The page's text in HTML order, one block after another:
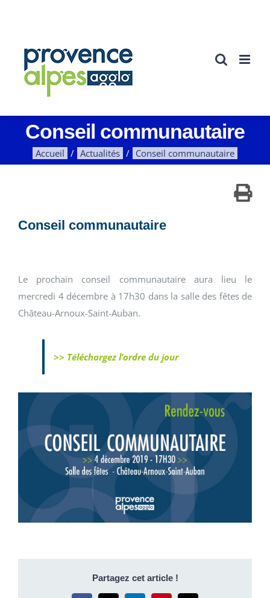
Conseil communautaire
Accueil Actualités Conseil communautaire
Conseil communautaire
Le prochain conseil communautaire aura lieu le
mercredi 4 décembre à 17h30 dans la salle des fêtes de
Château-Arnoux-Saint-Auban.
>> Téléchargez l’ordre du jour
Partagez cet article !